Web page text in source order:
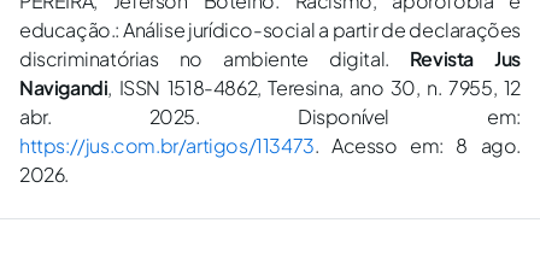
educação.: Análise jurídico-social a partir de declarações
discriminatórias no ambiente digital. Revista Jus
Navigandi, ISSN 1518-4862, Teresina, ano 30, n. 7955, 12
abr. 2025. Disponível em:
https://jus.com.br/artigos/113473. Acesso em: 8 ago.
2026.